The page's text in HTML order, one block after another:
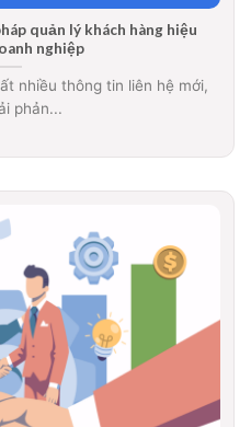
quản lý khách hàng hiệu
nghiệp
nhiều thông tin liên hệ mới,
phản...